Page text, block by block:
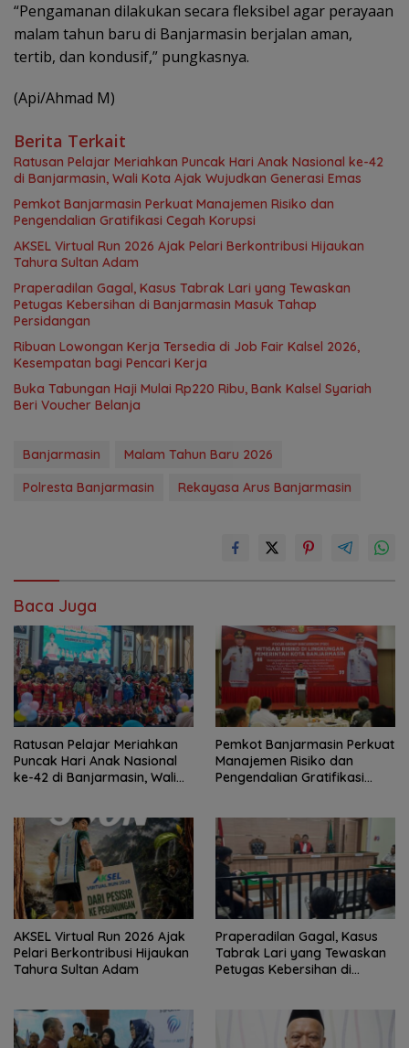
“Pengamanan dilakukan secara fleksibel agar perayaan
malam tahun baru di Banjarmasin berjalan aman,
tertib, dan kondusif,” pungkasnya.
(Api/Ahmad M)
Berita Terkait
Ratusan Pelajar Meriahkan Puncak Hari Anak Nasional ke-42
di Banjarmasin, Wali Kota Ajak Wujudkan Generasi Emas
Pemkot Banjarmasin Perkuat Manajemen Risiko dan
Pengendalian Gratifikasi Cegah Korupsi
AKSEL Virtual Run 2026 Ajak Pelari Berkontribusi Hijaukan
Tahura Sultan Adam
Praperadilan Gagal, Kasus Tabrak Lari yang Tewaskan
Petugas Kebersihan di Banjarmasin Masuk Tahap
Persidangan
Ribuan Lowongan Kerja Tersedia di Job Fair Kalsel 2026,
Kesempatan bagi Pencari Kerja
Buka Tabungan Haji Mulai Rp220 Ribu, Bank Kalsel Syariah
Beri Voucher Belanja
Banjarmasin
Malam Tahun Baru 2026
Polresta Banjarmasin
Rekayasa Arus Banjarmasin
Baca Juga
Ratusan Pelajar Meriahkan
Puncak Hari Anak Nasional
ke-42 di Banjarmasin, Wali
Pemkot Banjarmasin Perkuat
Manajemen Risiko dan
Pengendalian Gratifikasi
AKSEL Virtual Run 2026 Ajak
Pelari Berkontribusi Hijaukan
Tahura Sultan Adam
Praperadilan Gagal, Kasus
Tabrak Lari yang Tewaskan
Petugas Kebersihan di